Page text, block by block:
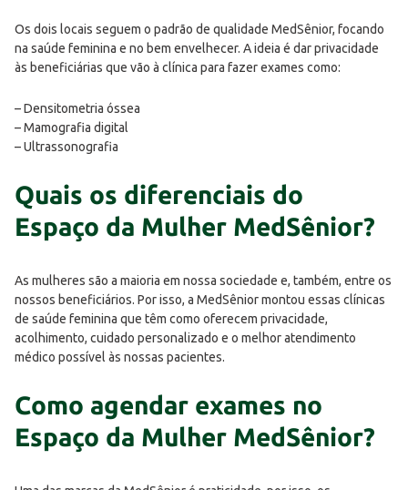
Os dois locais seguem o padrão de qualidade MedSênior, focando
na saúde feminina e no bem envelhecer. A ideia é dar privacidade
às beneficiárias que vão à clínica para fazer exames como:
– Densitometria óssea
– Mamografia digital
– Ultrassonografia
Quais os diferenciais do
Espaço da Mulher MedSênior?
As mulheres são a maioria em nossa sociedade e, também, entre os
nossos beneficiários. Por isso, a MedSênior montou essas clínicas
de saúde feminina que têm como oferecem privacidade,
acolhimento, cuidado personalizado e o melhor atendimento
médico possível às nossas pacientes.
Como agendar exames no
Espaço da Mulher MedSênior?